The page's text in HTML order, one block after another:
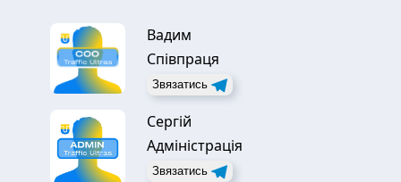
Вадим
Співпраця
Звязатись
Сергій
Адміністрація
Звязатись